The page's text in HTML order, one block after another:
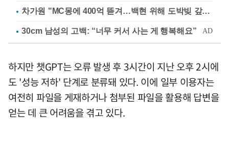
차가원 "MC몽에 400억 뜯겨…백현 위해 도박빚 갚아줘"
하지만 챗GPT는 오류 발생 후 3시간이 지난 오후 2시에
도 '성능 저하' 단계로 분류돼 있다. 이에 일부 이용자는
여전히 파일을 게재하거나 첨부된 파일을 활용해 답변을
얻는 데 큰 어려움을 겪고 있다.